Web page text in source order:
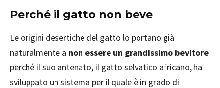
Perché il gatto non beve
Le origini desertiche del gatto lo portano già
naturalmente a non essere un grandissimo bevitore
perché il suo antenato, il gatto selvatico africano, ha
sviluppato un sistema per il quale è in grado di